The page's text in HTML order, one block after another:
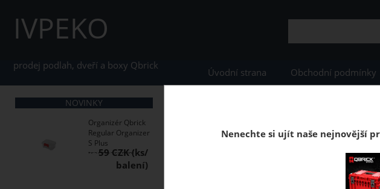
IVPEKO
prodej podlah, dveří a boxy Qbrick
Úvodní strana Obchodní podmínky
Uzavírací klipy
Uzavírací klipy Qbrick System PRO Toolbox,
NOVINKY
Organizér Qbrick
Regular Organizer
S Plus
transparentní
59 CZK
Nenechte si ujít naše nejnovější